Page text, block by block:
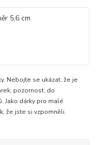
Nebojte se ukázat, že je
pozornost, do
Jako dárky pro malé
že jste si vzpomněli.